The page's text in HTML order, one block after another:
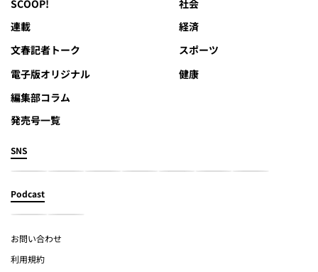
SCOOP!
連載
文春記者トーク
電子版オリジナル
編集部コラム
発売号一覧
社会
経済
スポーツ
健康
SNS
Podcast
お問い合わせ
利用規約